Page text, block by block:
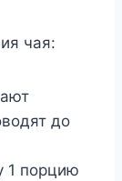
чая:
до
1 порцию